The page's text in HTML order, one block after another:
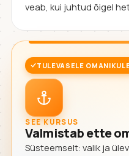
veab, kui juhtud õigel
TULEVASELE
SEE KURSUS
Valmistab ette
Süsteemselt: valik ja